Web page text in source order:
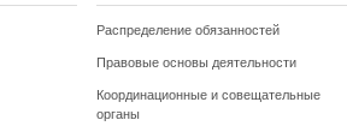
Распределение обязанностей
Правовые основы деятельности
Координационные и совещательные
органы